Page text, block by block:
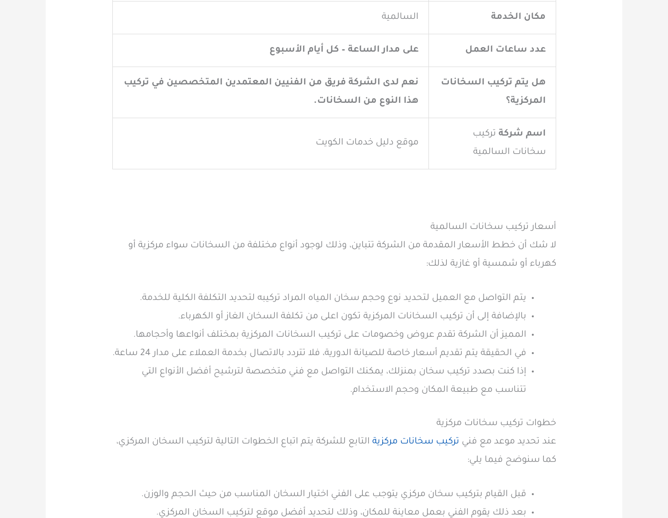
مكان الخدمة السالمية
عدد ساعات العمل على مدار الساعة – كل أيام الأسبوع
هل يتم تركيب السخانات
المركزية؟
نعم لدى الشركة فريق من الفنيين المعتمدين المتخصصين في تركيب
هذا النوع من السخانات.
اسم شركة تركيب
سخانات السالمية
موقع دليل خدمات الكويت
أسعار تركيب سخانات السالمية
لا شك أن خطط الأسعار المقدمة من الشركة تتباين، وذلك لوجود أنواع مختلفة من السخانات سواء مركزية أو
كهرباء أو شمسية أو غازية لذلك:
يتم التواصل مع العميل لتحديد نوع وحجم سخان المياه المراد تركيبه لتحديد التكلفة الكلية للخدمة.
بالإضافة إلى أن تركيب السخانات المركزية تكون اعلى من تكلفة السخان الغاز أو الكهرباء.
المميز أن الشركة تقدم عروض وخصومات على تركيب السخانات المركزية بمختلف أنواعها وأحجامها.
في الحقيقة يتم تقديم أسعار خاصة للصيانة الدورية، فلا تتردد بالاتصال بخدمة العملاء على مدار 24 ساعة.
إذا كنت بصدد تركيب سخان بمنزلك، يمكنك التواصل مع فني متخصصة لترشيح أفضل الأنواع التي
تتناسب مع طبيعة المكان وحجم الاستخدام.
خطوات تركيب سخانات مركزية
عند تحديد موعد مع فني تركيب سخانات مركزية التابع للشركة يتم اتباع الخطوات التالية لتركيب السخان المركزي،
كما سنوضح فيما يلي:
قبل القيام بتركيب سخان مركزي يتوجب على الفني اختيار السخان المناسب من حيث الحجم والوزن.
بعد ذلك يقوم الفني بعمل معاينة للمكان، وذلك لتحديد أفضل موقع لتركيب السخان المركزي.